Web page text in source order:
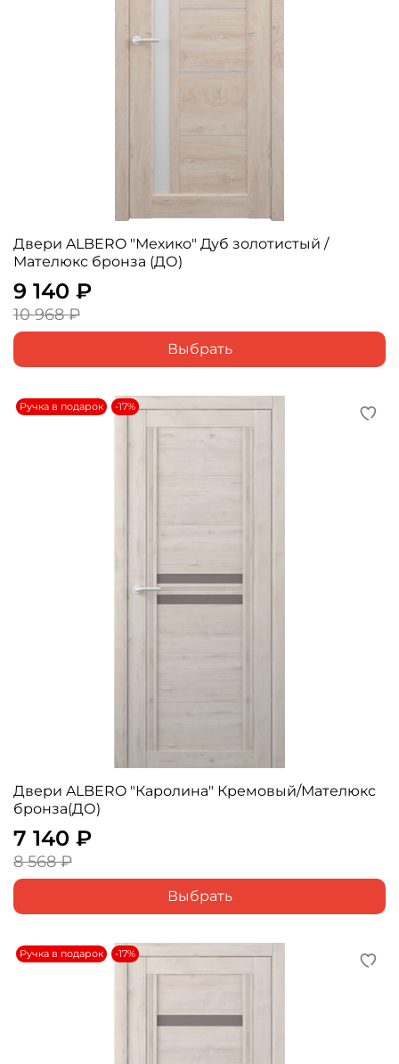
Двери ALBERO "Мехико" Дуб золотистый /
Мателюкс бронза (ДО)
9 140 ₽
10 968 ₽
Выбрать
Ручка в подарок -17%
Двери ALBERO "Каролина" Кремовый/Мателюкс
бронза(ДО)
7 140 ₽
8 568 ₽
Выбрать
Ручка в подарок -17%